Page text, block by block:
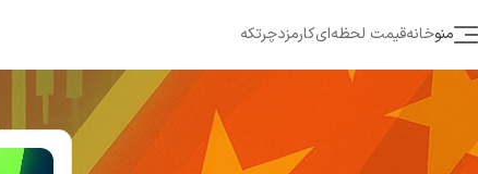
چرتکهکارمزدقیمت لحظه‌ایخانهمنو